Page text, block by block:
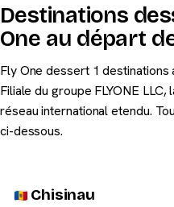
Destinations
One au départ
Fly One dessert 1
Filiale du groupe FLYONE
réseau international etendu.
ci-dessous.
Chisinau